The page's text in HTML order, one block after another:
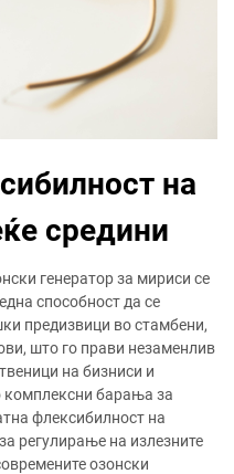
на
средини
генератор за мириси се
способност да се
предизвици во стамбени,
што го прави незаменлив
на бизниси и
комплексни барања за
флексибилност на
регулирање на излезните
озонски